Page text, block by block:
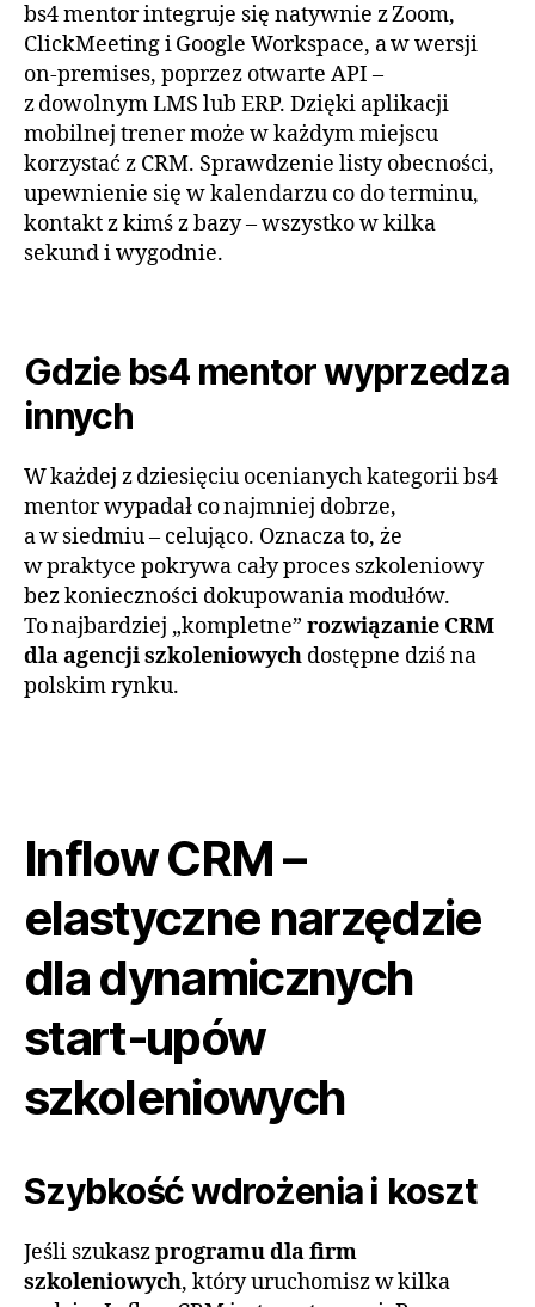
bs4 mentor integruje się natywnie z Zoom,
ClickMeeting i Google Workspace, a w wersji
on-premises, poprzez otwarte API –
z dowolnym LMS lub ERP. Dzięki aplikacji
mobilnej trener może w każdym miejscu
korzystać z CRM. Sprawdzenie listy obecności,
upewnienie się w kalendarzu co do terminu,
kontakt z kimś z bazy – wszystko w kilka
sekund i wygodnie.
Gdzie bs4 mentor wyprzedza
innych
W każdej z dziesięciu ocenianych kategorii bs4
mentor wypadał co najmniej dobrze,
a w siedmiu – celująco. Oznacza to, że
w praktyce pokrywa cały proces szkoleniowy
bez konieczności dokupowania modułów.
To najbardziej „kompletne” rozwiązanie CRM
dla agencji szkoleniowych dostępne dziś na
polskim rynku.
Inflow CRM –
elastyczne narzędzie
dla dynamicznych
start‑upów
szkoleniowych
Szybkość wdrożenia i koszt
Jeśli szukaszprogramu dla firm
szkoleniowych, który uruchomisz w kilka